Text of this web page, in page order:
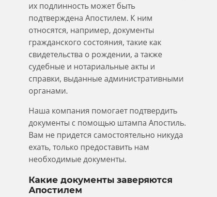
их подлинность может быть
подтверждена Апостилем. К ним
относятся, например, документы
гражданского состояния, такие как
свидетельства о рождении, а также
судебные и нотариальные акты и
справки, выданные административными
органами.
Наша компания помогает подтвердить
документы с помощью штампа Апостиль.
Вам не придется самостоятельно никуда
ехать, только предоставить нам
необходимые документы.
Какие документы заверяются
Апостилем